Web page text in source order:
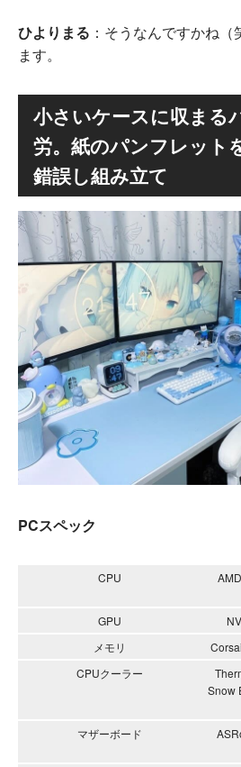
ひよりまる ：そうなんですかね
ます。
小さいケースに収まる
労。紙のパンフレット
錯誤し組み立て
PCスペック
CPU
GPU
メモリ
CPUクーラー
Snow
マザーボード